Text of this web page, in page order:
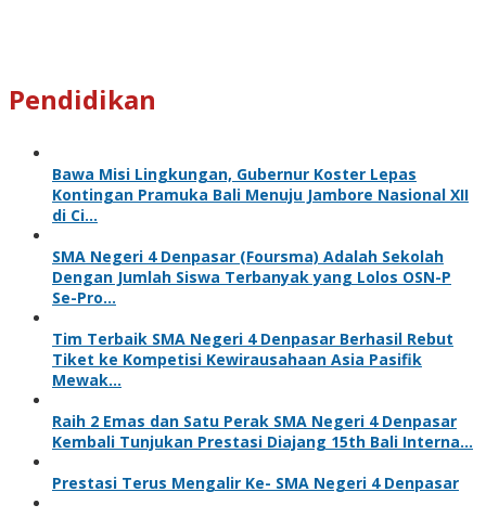
Pendidikan
Bawa Misi Lingkungan, Gubernur Koster Lepas
Kontingan Pramuka Bali Menuju Jambore Nasional XII
di Ci…
SMA Negeri 4 Denpasar (Foursma) Adalah Sekolah
Dengan Jumlah Siswa Terbanyak yang Lolos OSN-P
Se-Pro…
Tim Terbaik SMA Negeri 4 Denpasar Berhasil Rebut
Tiket ke Kompetisi Kewirausahaan Asia Pasifik
Mewak…
Raih 2 Emas dan Satu Perak SMA Negeri 4 Denpasar
Kembali Tunjukan Prestasi Diajang 15th Bali Interna…
Prestasi Terus Mengalir Ke- SMA Negeri 4 Denpasar